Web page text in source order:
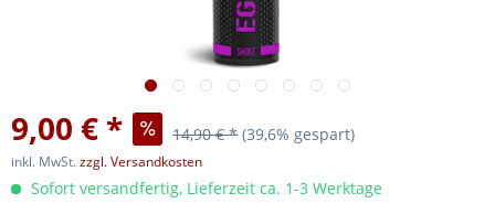
9,00 € * 14,90 € * (39,6% gespart)
inkl. MwSt.zzgl. Versandkosten
Sofort versandfertig, Lieferzeit ca. 1-3 Werktage